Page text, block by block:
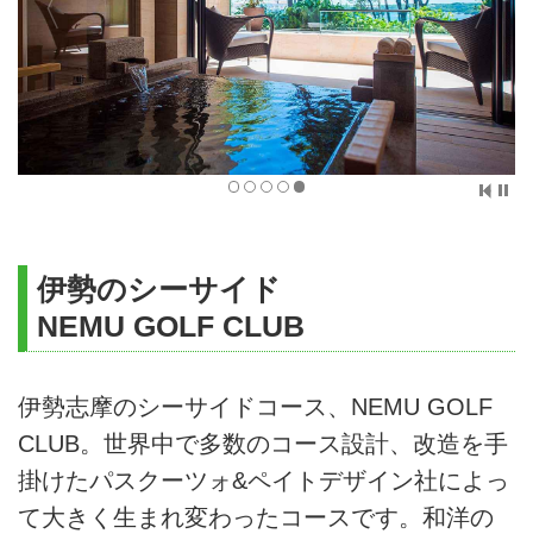
上記含まれるものに明記していないもの
伊勢のシーサイド
NEMU GOLF CLUB
伊勢志摩のシーサイドコース、NEMU GOLF
CLUB。世界中で多数のコース設計、改造を手
掛けたパスクーツォ&ペイトデザイン社によっ
て大きく生まれ変わったコースです。和洋の